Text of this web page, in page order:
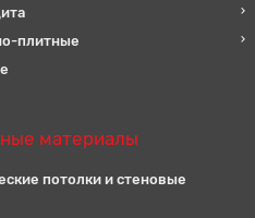
плитные
материалы
потолки и стеновые